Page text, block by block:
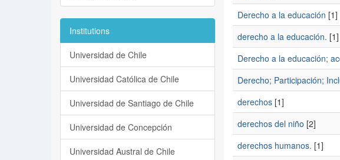
Derecho a la educación [1]
derecho a la educación. [1]
Derecho a la educación;
Derecho; Participación;
derechos[1]
derechos del niño [2]
derechos humanos. [1]
Institutions
Universidad de Chile
Universidad Católica de Chile
Universidad de Santiago de Chile
Universidad de Concepción
Universidad Austral de Chile